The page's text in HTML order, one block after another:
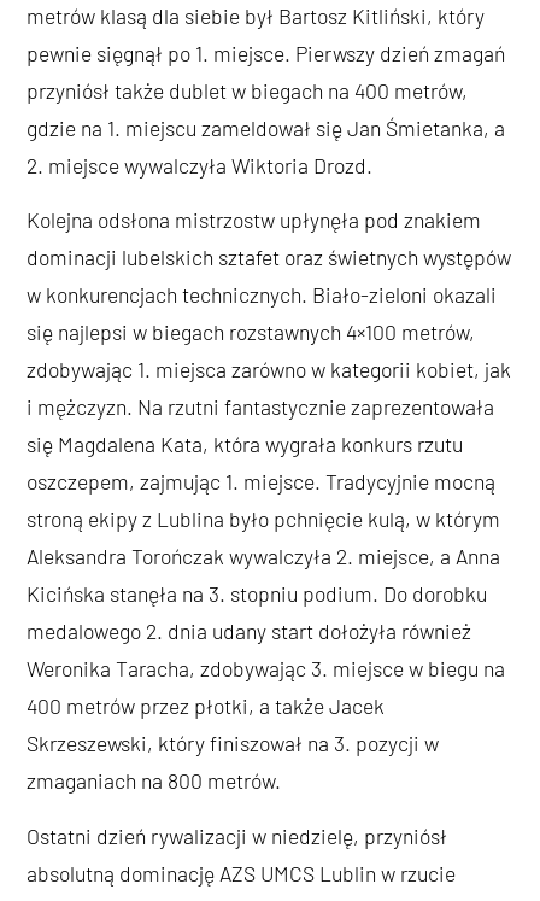
metrów klasą dla siebie był Bartosz Kitliński, który
pewnie sięgnął po 1. miejsce. Pierwszy dzień zmagań
przyniósł także dublet w biegach na 400 metrów,
gdzie na 1. miejscu zameldował się Jan Śmietanka, a
2. miejsce wywalczyła Wiktoria Drozd.
Kolejna odsłona mistrzostw upłynęła pod znakiem
dominacji lubelskich sztafet oraz świetnych występów
w konkurencjach technicznych. Biało-zieloni okazali
się najlepsi w biegach rozstawnych 4×100 metrów,
zdobywając 1. miejsca zarówno w kategorii kobiet, jak
i mężczyzn. Na rzutni fantastycznie zaprezentowała
się Magdalena Kata, która wygrała konkurs rzutu
oszczepem, zajmując 1. miejsce. Tradycyjnie mocną
stroną ekipy z Lublina było pchnięcie kulą, w którym
Aleksandra Torończak wywalczyła 2. miejsce, a Anna
Kicińska stanęła na 3. stopniu podium. Do dorobku
medalowego 2. dnia udany start dołożyła również
Weronika Taracha, zdobywając 3. miejsce w biegu na
400 metrów przez płotki, a także Jacek
Skrzeszewski, który finiszował na 3. pozycji w
zmaganiach na 800 metrów.
Ostatni dzień rywalizacji w niedzielę, przyniósł
absolutną dominację AZS UMCS Lublin w rzucie